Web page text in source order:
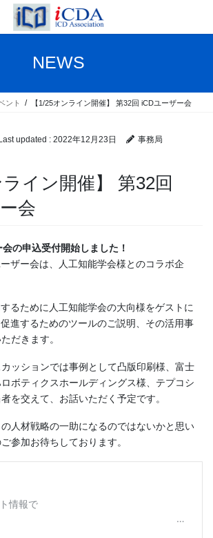
NEWS
ント 【1/25オンライン開催】 第32回 iCDユーザー会
updated : 2022年12月23日 事務局
ライン開催】 第32回
会
の申込受付開始しました！
ザー会は、人工知能学会様とのコラボ企
るために人工知能学会の大向様をゲストに
進するためのツールのご説明、その活用事
だきます。
ッションでは事例として凸版印刷様、富士
ボティクスホールディングス様、テプコシ
を交えて、お話いただく予定です。
人材戦略の一助になるのではないかと思い
参加お待ちしております。